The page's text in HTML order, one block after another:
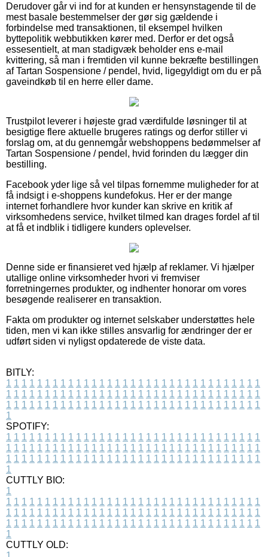
Derudover går vi ind for at kunden er hensynstagende til de
mest basale bestemmelser der gør sig gældende i
forbindelse med transaktionen, til eksempel hvilken
byttepolitik webbutikken kører med. Derfor er det også
essesentielt, at man stadigvæk beholder ens e-mail
kvittering, så man i fremtiden vil kunne bekræfte bestillingen
af Tartan Sospensione / pendel, hvid, ligegyldigt om du er på
gaveindkøb til en herre eller dame.
Trustpilot leverer i højeste grad værdifulde løsninger til at
besigtige flere aktuelle brugeres ratings og derfor stiller vi
forslag om, at du gennemgår webshoppens bedømmelser af
Tartan Sospensione / pendel, hvid forinden du lægger din
bestilling.
Facebook yder lige så vel tilpas fornemme muligheder for at
få indsigt i e-shoppens kundefokus. Her er der mange
internet forhandlere hvor kunder kan skrive en kritik af
virksomhedens service, hvilket tilmed kan drages fordel af til
at få et indblik i tidligere kunders oplevelser.
Denne side er finansieret ved hjælp af reklamer. Vi hjælper
utallige online virksomheder hvori vi fremviser
forretningernes produkter, og indhenter honorar om vores
besøgende realiserer en transaktion.
Fakta om produkter og internet selskaber understøttes hele
tiden, men vi kan ikke stilles ansvarlig for ændringer der er
udført siden vi nyligst opdaterede de viste data.
BITLY:
1 1 1 1 1 1 1 1 1 1 1 1 1 1 1 1 1 1 1 1 1 1 1 1 1 1 1 1 1 1 1 1 1
1 1 1 1 1 1 1 1 1 1 1 1 1 1 1 1 1 1 1 1 1 1 1 1 1 1 1 1 1 1 1 1 1
1 1 1 1 1 1 1 1 1 1 1 1 1 1 1 1 1 1 1 1 1 1 1 1 1 1 1 1 1 1 1 1 1
1
SPOTIFY:
1 1 1 1 1 1 1 1 1 1 1 1 1 1 1 1 1 1 1 1 1 1 1 1 1 1 1 1 1 1 1 1 1
1 1 1 1 1 1 1 1 1 1 1 1 1 1 1 1 1 1 1 1 1 1 1 1 1 1 1 1 1 1 1 1 1
1 1 1 1 1 1 1 1 1 1 1 1 1 1 1 1 1 1 1 1 1 1 1 1 1 1 1 1 1 1 1 1 1
1
CUTTLY BIO:
1
1 1 1 1 1 1 1 1 1 1 1 1 1 1 1 1 1 1 1 1 1 1 1 1 1 1 1 1 1 1 1 1 1
1 1 1 1 1 1 1 1 1 1 1 1 1 1 1 1 1 1 1 1 1 1 1 1 1 1 1 1 1 1 1 1 1
1 1 1 1 1 1 1 1 1 1 1 1 1 1 1 1 1 1 1 1 1 1 1 1 1 1 1 1 1 1 1 1 1
1
CUTTLY OLD: